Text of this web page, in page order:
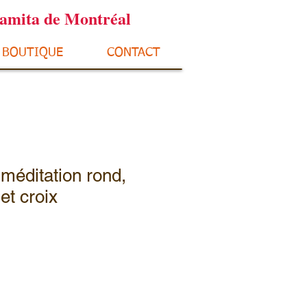
de Montréal
BOUTIQUE CONTACT
rond,
croix